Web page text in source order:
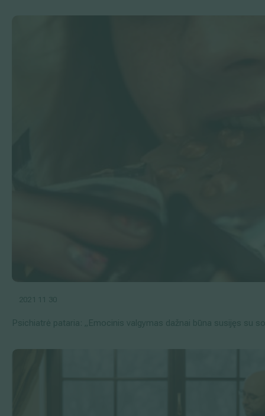
2021 11 30
Psichiatrė pataria: „Emocinis valgymas dažnai būna susijęs su